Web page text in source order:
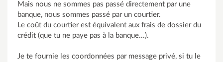
Mais nous ne sommes pas passé directement par une
banque, nous sommes passé par un courtier.
Le coût du courtier est équivalent aux frais de dossier du
crédit (que tu ne paye pas à la banque...).
Je te fournie les coordonnées par message privé, si tu le